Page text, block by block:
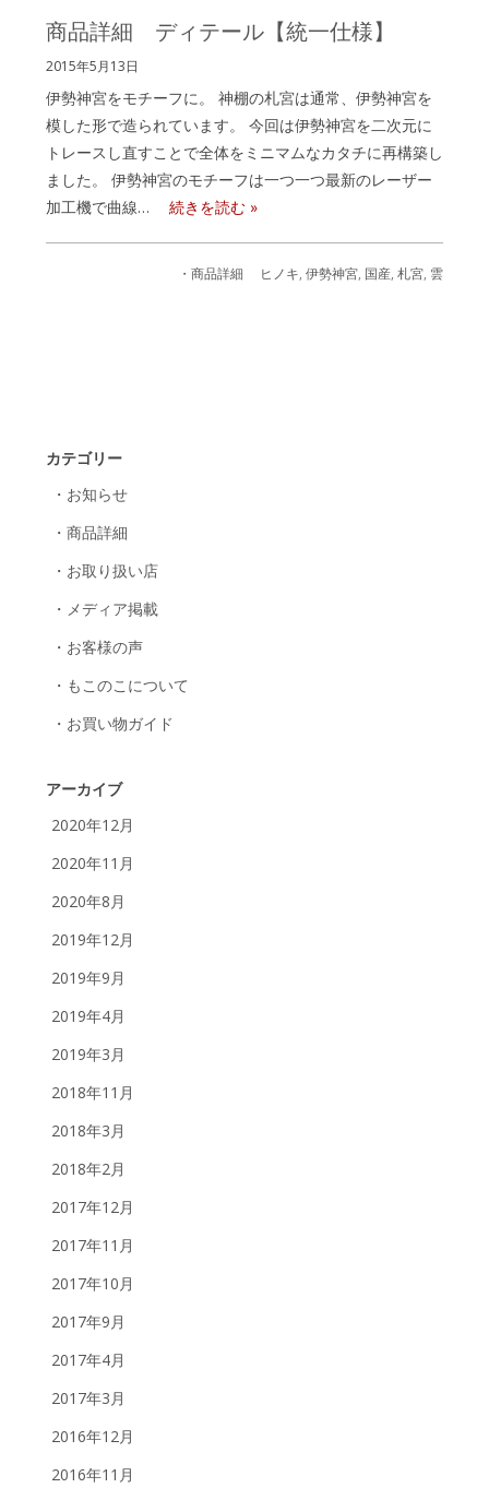
商品詳細 ディテール【統一仕様】
2015年5月13日
伊勢神宮をモチーフに。 神棚の札宮は通常、伊勢神宮を
模した形で造られています。 今回は伊勢神宮を二次元に
トレースし直すことで全体をミニマムなカタチに再構築し
ました。 伊勢神宮のモチーフは一つ一つ最新のレーザー
加工機で曲線…
続きを読む »
・商品詳細 ヒノキ, 伊勢神宮, 国産, 札宮, 雲
カテゴリー
・お知らせ
・商品詳細
・お取り扱い店
・メディア掲載
・お客様の声
・もこのこについて
・お買い物ガイド
アーカイブ
2020年12月
2020年11月
2020年8月
2019年12月
2019年9月
2019年4月
2019年3月
2018年11月
2018年3月
2018年2月
2017年12月
2017年11月
2017年10月
2017年9月
2017年4月
2017年3月
2016年12月
2016年11月